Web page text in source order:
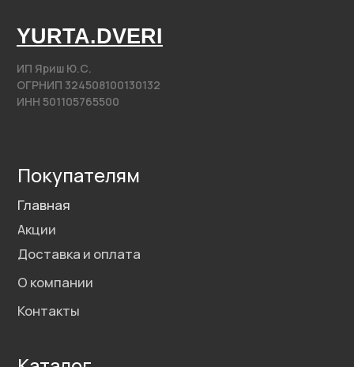
Разработка сайта
Политика конфиденциальности
@2020−2025. Все права защищены.